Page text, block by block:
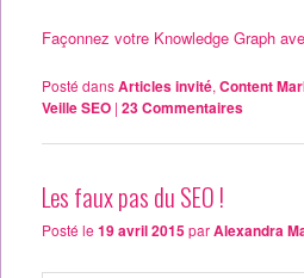
Façonnez votre Knowledge Graph
Posté dansArticles invité, Content
Veille SEO | 23Commentaires
Les faux pas du SEO !
Posté le 19 avril 2015parAlexandra